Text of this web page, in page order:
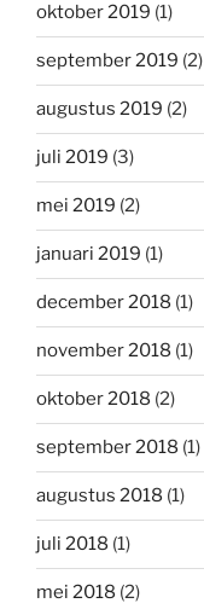
oktober 2019 (1)
september 2019 (2)
augustus 2019 (2)
juli 2019 (3)
mei 2019 (2)
januari 2019 (1)
december 2018 (1)
november 2018 (1)
oktober 2018 (2)
september 2018 (1)
augustus 2018 (1)
juli 2018 (1)
mei 2018 (2)